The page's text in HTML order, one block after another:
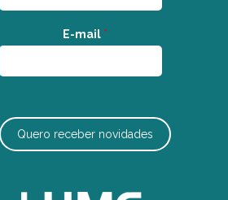
E-mail *
Quero receber novidades